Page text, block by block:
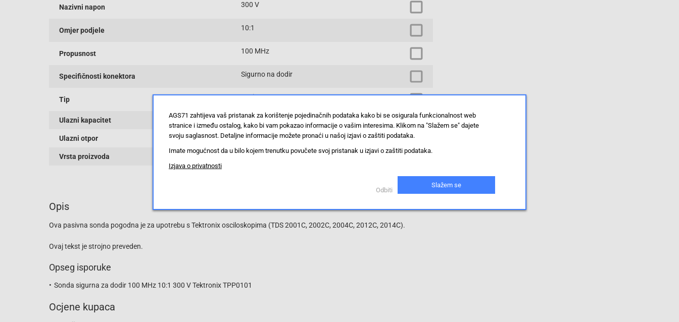
Nazivni napon 300 V
Omjer podjele 10:1
Propusnost 100 MHz
Specifičnosti konektora Sigurno na dodir
Tip pasivno
Ulazni kapacitet 12 pF
Ulazni otpor 10 M Ω
Vrsta proizvoda sonda
Opis
Ova pasivna sonda pogodna je za upotrebu s Tektronix osciloskopima (TDS 2001C, 2002C, 2004C, 2012C, 2014C).
Ovaj tekst je strojno preveden.
Opseg isporuke
Sonda sigurna za dodir 100 MHz 10:1 300 V Tektronix TPP0101
Ocjene kupaca
AGS71 zahtijeva vaš pristanak za korištenje pojedinačnih podataka kako bi se osigurala funkcionalnost web
stranice i između ostalog, kako bi vam pokazao informacije o vašim interesima. Klikom na "Slažem se" dajete
svoju saglasnost. Detaljne informacije možete pronaći u našoj izjavi o zaštiti podataka.
Imate mogućnost da u bilo kojem trenutku povučete svoj pristanak u izjavi o zaštiti podataka.
Izjava o privatnosti
Odbiti
Slažem se